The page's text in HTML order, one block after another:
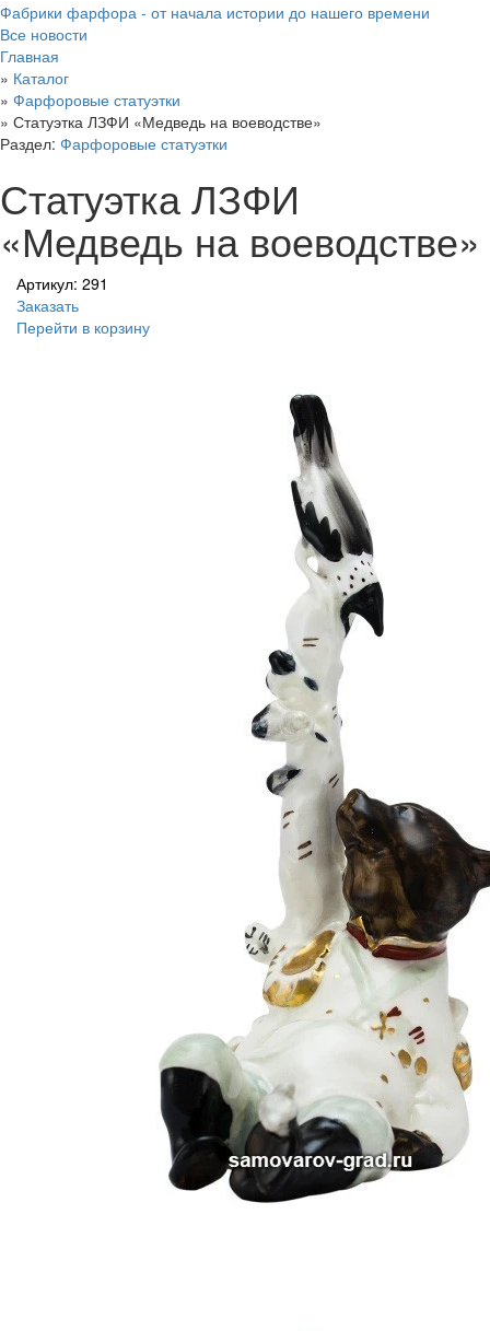
Фабрики фарфора - от начала истории до нашего времени
Все новости
Главная
» Каталог
» Фарфоровые статуэтки
» Статуэтка ЛЗФИ «Медведь на воеводстве»
Раздел: Фарфоровые статуэтки
Статуэтка ЛЗФИ
«Медведь на воеводстве»
Артикул: 291
Заказать
Перейти в корзину